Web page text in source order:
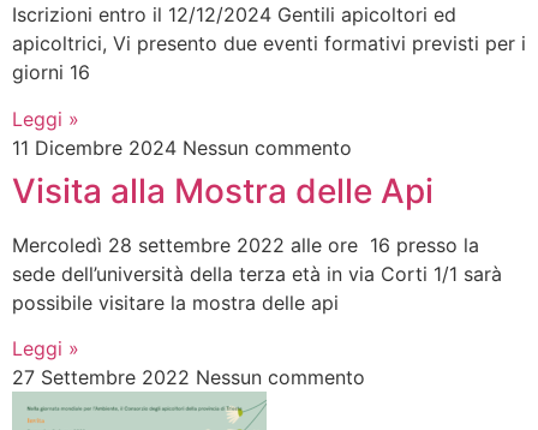
Iscrizioni entro il 12/12/2024 Gentili apicoltori ed
apicoltrici, Vi presento due eventi formativi previsti per i
giorni 16
Leggi »
11 Dicembre 2024 Nessun commento
Visita alla Mostra delle Api
Mercoledì 28 settembre 2022 alle ore 16 presso la
sede dell’università della terza età in via Corti 1/1 sarà
possibile visitare la mostra delle api
Leggi »
27 Settembre 2022 Nessun commento